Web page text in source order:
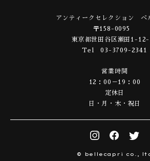
アンティークセレクション ベ
〒158-0095
東京都世田谷区瀬田1-
Tel 03-3709-2341
営業時間
12：00－19：00
定休日
日・月・木・祝日
© bellecapri co.,